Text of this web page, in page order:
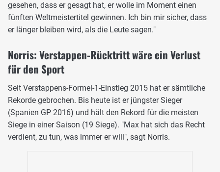
gesehen, dass er gesagt hat, er wolle im Moment einen
fünften Weltmeistertitel gewinnen. Ich bin mir sicher, dass
er länger bleiben wird, als die Leute sagen."
Norris: Verstappen-Rücktritt wäre ein Verlust
für den Sport
Seit Verstappens-Formel-1-Einstieg 2015 hat er sämtliche
Rekorde gebrochen. Bis heute ist er jüngster Sieger
(Spanien GP 2016) und hält den Rekord für die meisten
Siege in einer Saison (19 Siege). "Max hat sich das Recht
verdient, zu tun, was immer er will", sagt Norris.